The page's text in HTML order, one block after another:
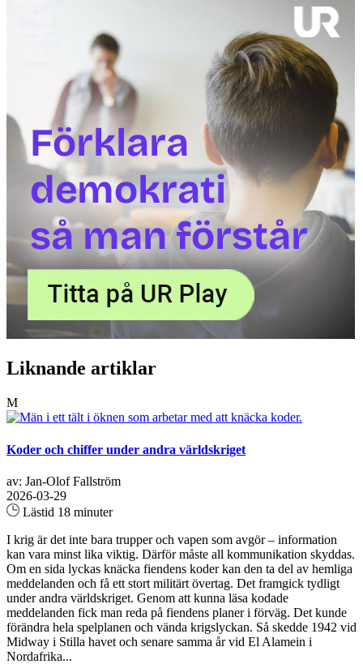
Liknande artiklar
M
Koder och chiffer under andra världskriget
av: Jan-Olof Fallström
2026-03-29
Lästid 18 minuter
I krig är det inte bara trupper och vapen som avgör – information
kan vara minst lika viktig. Därför måste all kommunikation skyddas.
Om en sida lyckas knäcka fiendens koder kan den ta del av hemliga
meddelanden och få ett stort militärt övertag. Det framgick tydligt
under andra världskriget. Genom att kunna läsa kodade
meddelanden fick man reda på fiendens planer i förväg. Det kunde
förändra hela spelplanen och vända krigslyckan. Så skedde 1942 vid
Midway i Stilla havet och senare samma år vid El Alamein i
Nordafrika...